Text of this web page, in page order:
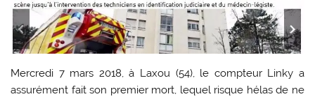
Mercredi 7 mars 2018, à Laxou (54), le compteur Linky a
assurément fait son premier mort, lequel risque hélas de ne